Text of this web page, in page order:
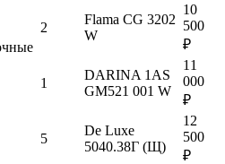
2
Flama CG 3202
W
10
500
₽
1
DARINA 1AS
GM521 001 W
11
000
₽
5
De Luxe
5040.38Г (Щ)
12
500
₽